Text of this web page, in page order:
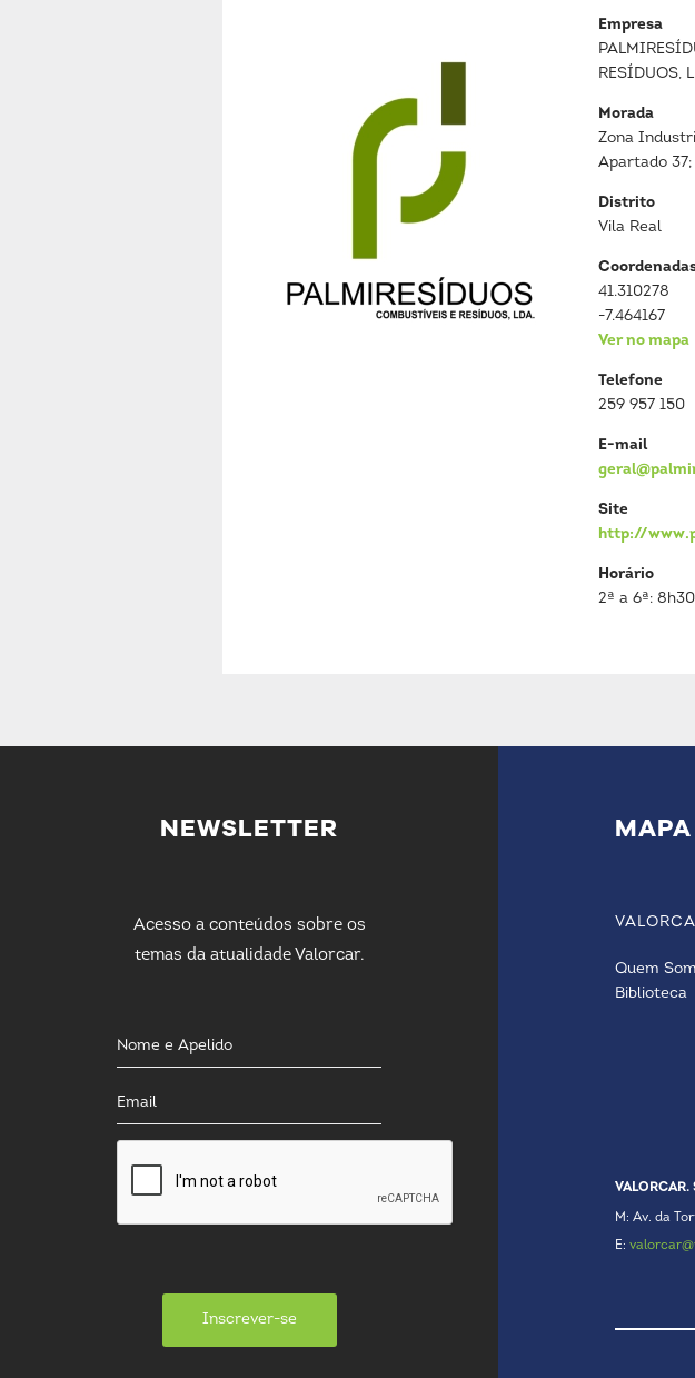
Empresa
RESÍDUOS,
Morada
Zona
Apartado
Distrito
Vila Real
41.310278
-7.464167
Ver no mapa
Telefone
259 957 150
E-mail
Site
http://
Horário
2ª a 6ª:
NEWSLETTER
Acesso a conteúdos sobre os
temas da atualidade Valorcar.
Inscrever-se
Quem
Biblioteca
VALORCAR.
M: Av. da
E: